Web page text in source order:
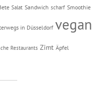
Salat Sandwich scharf Smoothie
in Düsseldorf vegan
Restaurants Zimt Äpfel